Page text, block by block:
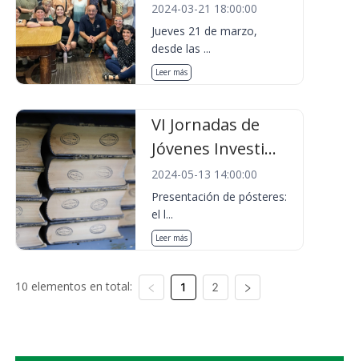
2024-03-21 18:00:00
Jueves 21 de marzo,
desde las ...
Leer más
VI Jornadas de
Jóvenes Investi...
2024-05-13 14:00:00
Presentación de pósteres:
el l...
Leer más
10 elementos en total: 1 2